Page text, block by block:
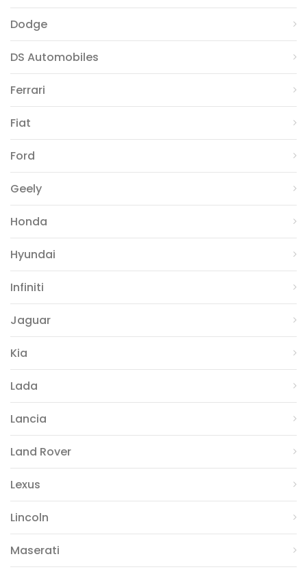
Dodge
DS Automobiles
Ferrari
Fiat
Ford
Geely
Honda
Hyundai
Infiniti
Jaguar
Kia
Lada
Lancia
Land Rover
Lexus
Lincoln
Maserati